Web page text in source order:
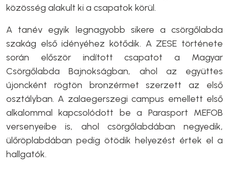
közösség alakult ki a csapatok körül.
A tanév egyik legnagyobb sikere a csörgőlabda
szakág első idényéhez kötődik. A ZESE története
során először indított csapatot a Magyar
Csörgőlabda Bajnokságban, ahol az együttes
újoncként rögtön bronzérmet szerzett az első
osztályban. A zalaegerszegi campus emellett első
alkalommal kapcsolódott be a Parasport MEFOB
versenyeibe is, ahol csörgőlabdában negyedik,
ülőröplabdában pedig ötödik helyezést értek el a
hallgatók.